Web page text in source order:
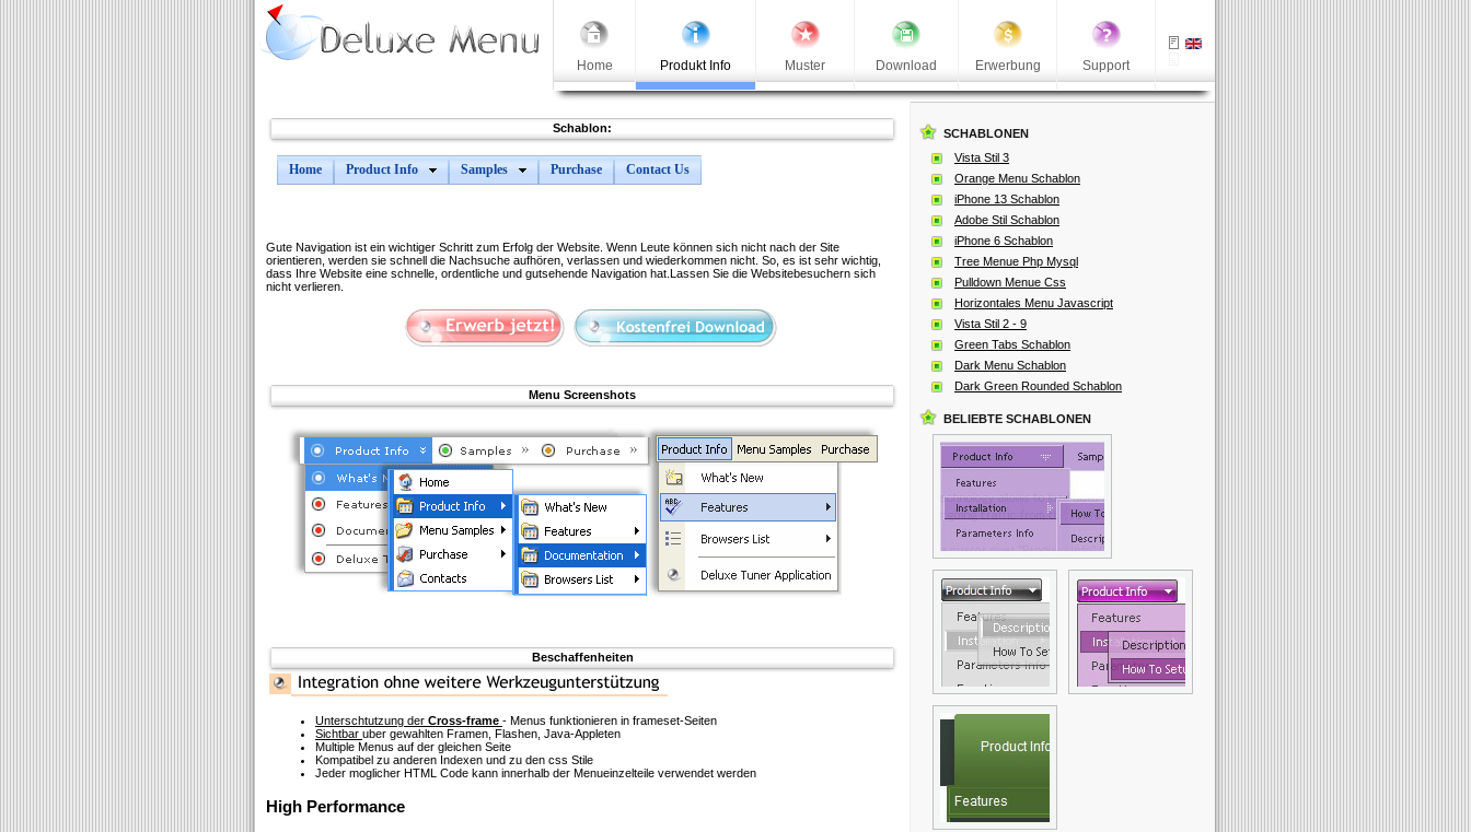
Home Produkt Info Muster Download Erwerbung Support
Schablon:
Home Product Info Samples Purchase Contact Us
Gute Navigation ist ein wichtiger Schritt zum Erfolg der Website. Wenn Leute können sich nicht nach der Site
orientieren, werden sie schnell die Nachsuche aufhören, verlassen und wiederkommen nicht. So, es ist sehr wichtig,
dass Ihre Website eine schnelle, ordentliche und gutsehende Navigation hat.Lassen Sie die Websitebesuchern sich
nicht verlieren.
Menu Screenshots
Beschaffenheiten
Unterschtutzung der Cross-frame - Menus funktionieren in frameset-Seiten
Sichtbar uber gewahlten Framen, Flashen, Java-Appleten
Multiple Menus auf der gleichen Seite
Kompatibel zu anderen Indexen und zu den css Stile
Jeder moglicher HTML Code kann innerhalb der Menueinzelteile verwendet werden
High Performance
SCHABLONEN
Vista Stil 3
Orange Menu Schablon
iPhone 13 Schablon
Adobe Stil Schablon
iPhone 6 Schablon
Tree Menue Php Mysql
Pulldown Menue Css
Horizontales Menu Javascript
Vista Stil 2 - 9
Green Tabs Schablon
Dark Menu Schablon
Dark Green Rounded Schablon
BELIEBTE SCHABLONEN